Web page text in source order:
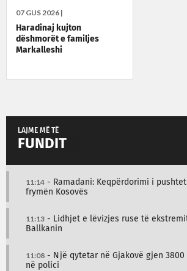
07 GUS 2026 |
Haradinaj kujton
dëshmorët e familjes
Markalleshi
LAJME MË TË
FUNDIT
11:14 - Ramadani: Keqpërdorimi i
frymën Kosovës
11:13 - Lidhjet e lëvizjes ruse të
Ballkanin
11:08 - Një qytetar në Gjakovë gjen 3800
në polici